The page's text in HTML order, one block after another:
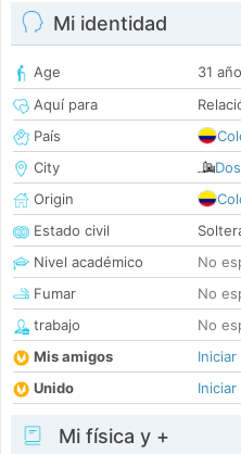
Mi identidad
Age
31
Aquí para
País
City
Origin
Estado civil
Nivel académico
No
Fumar
No
trabajo
No
Mis amigos
Unido
Mi física y +